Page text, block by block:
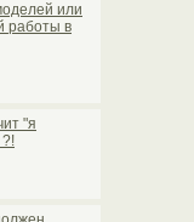
или
работы в
"я